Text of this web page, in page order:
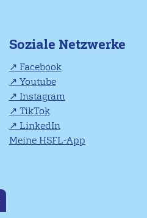
Soziale Netzwerke
Facebook
Youtube
Instagram
TikTok
LinkedIn
Meine HSFL-App